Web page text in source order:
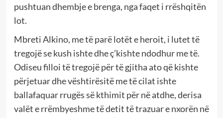
pushtuan dhembje e brenga, nga faqet i rrëshqitën
lot.
Mbreti Alkino, me të parë lotët e heroit, i lutet të
tregojë se kush ishte dhe ç’kishte ndodhur me të.
Odiseu filloi të tregojë për të gjitha ato që kishte
përjetuar dhe vështirësitë me të cilat ishte
ballafaquar rrugës së kthimit për në atdhe, derisa
valët e rrëmbyeshme të detit të trazuar e nxorën në